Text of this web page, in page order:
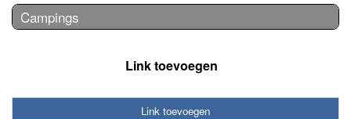
Campings
Link toevoegen
Link toevoegen